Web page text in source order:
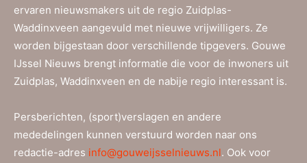
ervaren nieuwsmakers uit de regio Zuidplas-
Waddinxveen aangevuld met nieuwe vrijwilligers. Ze
worden bijgestaan door verschillende tipgevers. Gouwe
IJssel Nieuws brengt informatie die voor de inwoners uit
Zuidplas, Waddinxveen en de nabije regio interessant is.
Persberichten, (sport)verslagen en andere
mededelingen kunnen verstuurd worden naar ons
redactie-adres info@gouweijsselnieuws.nl. Ook voor